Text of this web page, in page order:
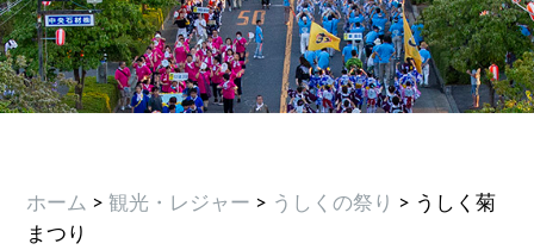
ホーム > 観光・レジャー > うしくの祭り
> うしく菊
まつり